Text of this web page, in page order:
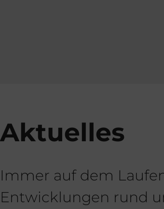
Aktuelles
Immer auf dem
Entwicklungen rund